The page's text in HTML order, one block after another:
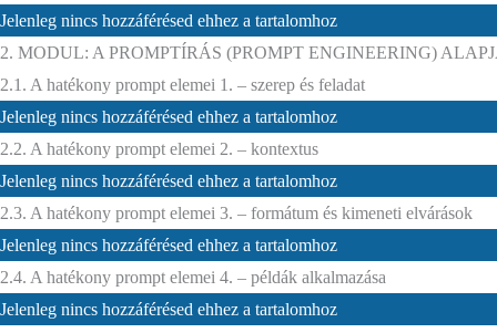
Jelenleg nincs hozzáférésed ehhez a tartalomhoz
2. MODUL: A PROMPTÍRÁS (PROMPT ENGINEERING)
2.1. A hatékony prompt elemei 1. – szerep és feladat
Jelenleg nincs hozzáférésed ehhez a tartalomhoz
2.2. A hatékony prompt elemei 2. – kontextus
Jelenleg nincs hozzáférésed ehhez a tartalomhoz
2.3. A hatékony prompt elemei 3. – formátum és kimeneti elvárások
Jelenleg nincs hozzáférésed ehhez a tartalomhoz
2.4. A hatékony prompt elemei 4. – példák alkalmazása
Jelenleg nincs hozzáférésed ehhez a tartalomhoz